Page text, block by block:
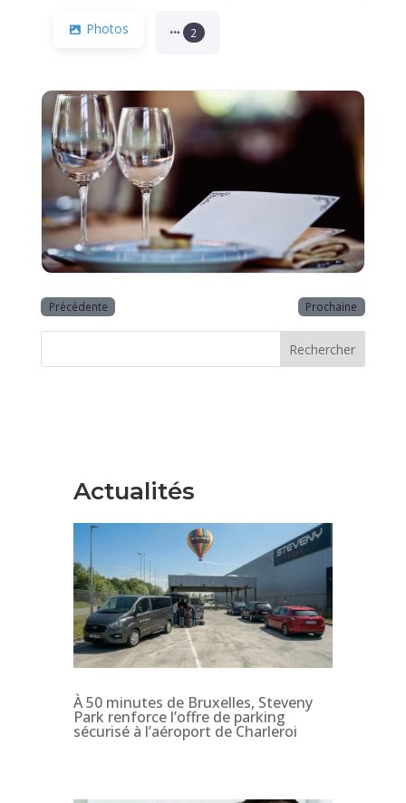
Photos 2
Précédente Prochaine
Rechercher
Actualités
À 50 minutes de Bruxelles, Steveny
Park renforce l’offre de parking
sécurisé à l’aéroport de Charleroi